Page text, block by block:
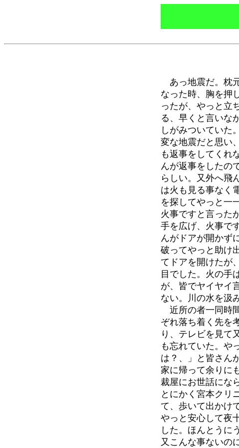
あっ地震だ。枕
なった時、胸を押
ったが、やっと立
る、早くと言いな
しがみついていた
変な地震だと思い
も返事をしてくれ
んが返事をしたの
らしい。又外へ飛
は火も見る事なく
を探してやっと一
火事ですと言った
手を広げ、火事で
んがドアが開かず
破ってやっと助け
てドアを開けたが
目でした。火の手
が、皆でヤイヤイ
ない。川の水を汲
近所の者一同時
ぞれ落ち着く先を
り、テレビを見て
も忘れていた。や
は？、」と皆さん
家に帰って余りに
裁屋にお世話にな
とにかく宮本クリ
て、歩いて出かけ
やっと安心して夜
した。ほんとうに
又こんな事ないの